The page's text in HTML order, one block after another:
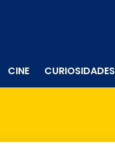
CINE CURIOSIDADES